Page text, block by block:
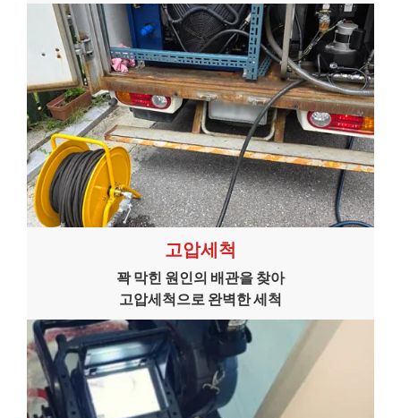
고압세척
꽉 막힌 원인의 배관을 찾아
고압세척으로 완벽한 세척